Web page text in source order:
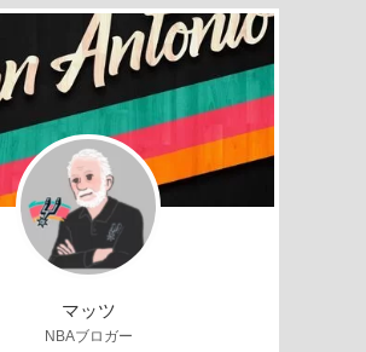
マッツ
NBAブロガー